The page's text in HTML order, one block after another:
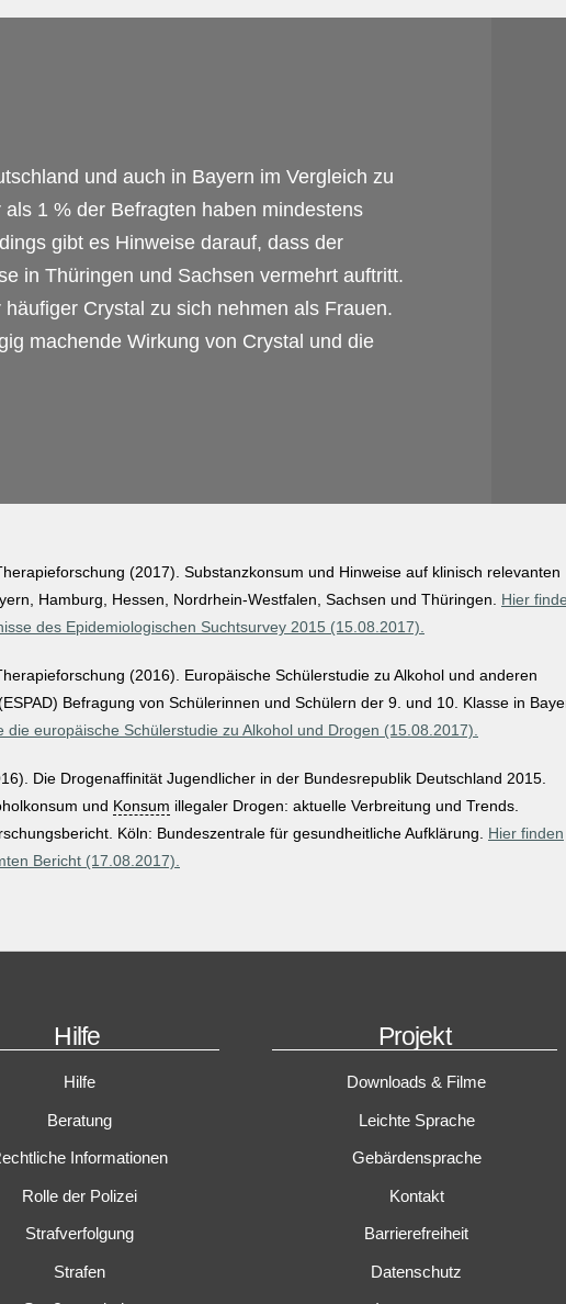
und auch in Bayern im Vergleich zu
1 % der Befragten haben mindestens
gibt es Hinweise darauf, dass der
in Thüringen und Sachsen vermehrt auftritt.
Crystal zu sich nehmen als Frauen.
machende Wirkung von Crystal und die
(2017). Substanzkonsum und Hinweise auf klinisch relevanten
Hamburg, Hessen, Nordrhein‐Westfalen, Sachsen und Thüringen. Hier
des Epidemiologischen Suchtsurvey 2015 (15.08.2017).
(2016). Europäische Schülerstudie zu Alkohol und anderen
Befragung von Schülerinnen und Schülern der 9. und 10. Klasse in
die europäische Schülerstudie zu Alkohol und Drogen (15.08.2017).
Die Drogenaffinität Jugendlicher in der Bundesrepublik Deutschland 2015.
und Konsum illegaler Drogen: aktuelle Verbreitung und Trends.
Köln: Bundeszentrale für gesundheitliche Aufklärung. Hier finden
Bericht (17.08.2017).
Hilfe
Hilfe
Beratung
Informationen
Rolle der Polizei
Strafverfolgung
Strafen
Projekt
Downloads & Filme
Leichte Sprache
Gebärdensprache
Kontakt
Barrierefreiheit
Datenschutz